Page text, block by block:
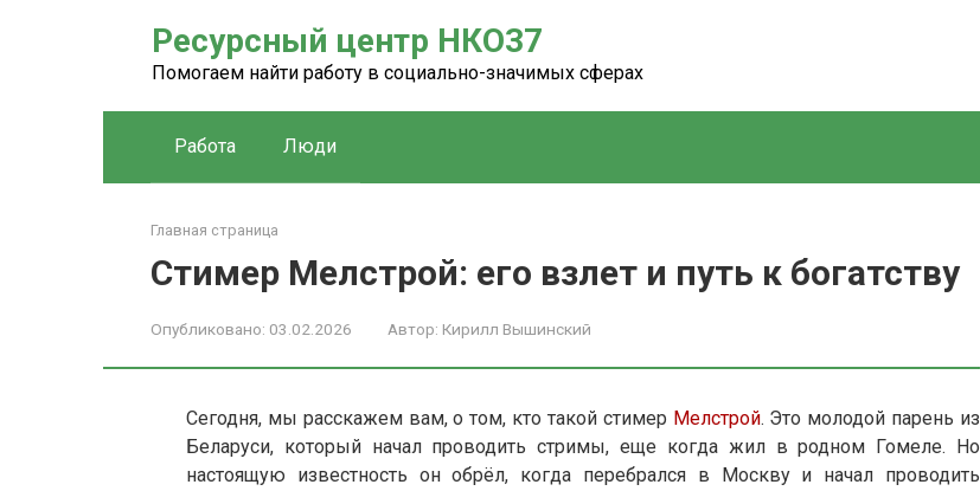
Ресурсный центр НКО37
Помогаем найти работу в социально-значимых сферах
Работа Люди
Главная страница
Стимер Мелстрой: его взлет и путь к богатству
Опубликовано: 03.02.2026 Автор: Кирилл Вышинский
Сегодня, мы расскажем вам, о том, кто такой стимер Мелстрой. Это молодой парень из
Беларуси, который начал проводить стримы, еще когда жил в родном Гомеле. Но
настоящую известность он обрёл, когда перебрался в Москву и начал проводить